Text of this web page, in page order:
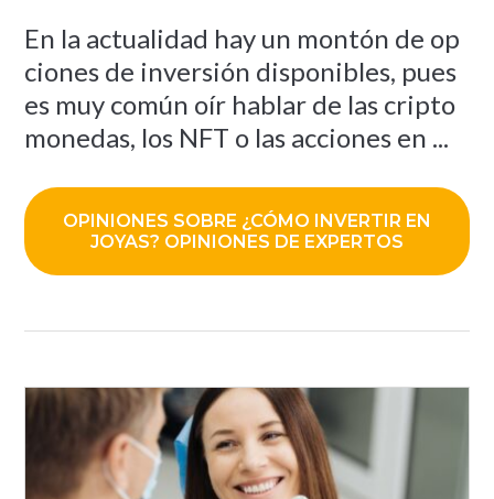
En la actualidad hay un montón de op
ciones de inversión disponibles, pues
es muy común oír hablar de las cripto
monedas, los NFT o las acciones en ...
OPINIONES SOBRE ¿CÓMO INVERTIR EN
JOYAS? OPINIONES DE EXPERTOS